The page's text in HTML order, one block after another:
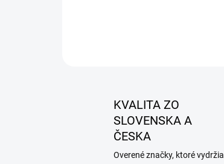
KVALITA ZO
SLOVENSKA A
ČESKA
Overené značky, ktoré vydržia